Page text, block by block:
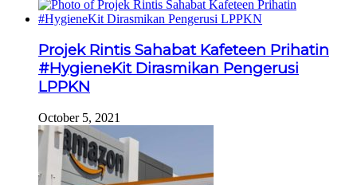
Projek Rintis Sahabat Kafeteen Prihatin
#HygieneKit Dirasmikan Pengerusi
LPPKN
October 5, 2021